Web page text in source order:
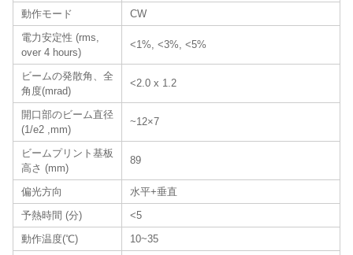
動作モード
CW
電力安定性 (rms,
over 4 hours)
<1%, <3%, <5%
ビームの発散角、全
角度(mrad)
<2.0 x 1.2
開口部のビーム直径
(1/e2 ,mm)
~12×7
ビームプリント基板
高さ (mm)
89
偏光方向
水平+垂直
予熱時間 (分)
<5
動作温度(℃)
10~35